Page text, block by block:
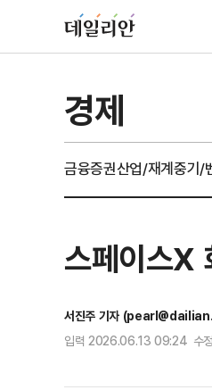
경제
금융증권산업/재계중기/
스페이스X
서진주 기자
입력 2026.06.13 09:24 수